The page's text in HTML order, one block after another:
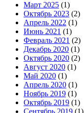
Март 2025 (1)
Октябрь 2023 (2)
Апрель 2022 (1)
Июнь 2021 (1)
Февраль 2021 (2)
Декабрь 2020 (1)
Октябрь 2020 (2)
Август 2020 (1)
Май 2020 (1)
Апрель 2020 (1)
Ноябрь 2019 (1)
Октябрь 2019 (1)